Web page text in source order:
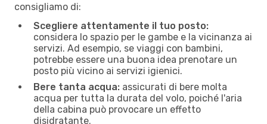
consigliamo di:
Scegliere attentamente il tuo posto:
considera lo spazio per le gambe e la vicinanza ai
servizi. Ad esempio, se viaggi con bambini,
potrebbe essere una buona idea prenotare un
posto più vicino ai servizi igienici.
Bere tanta acqua: assicurati di bere molta
acqua per tutta la durata del volo, poiché l'aria
della cabina può provocare un effetto
disidratante.